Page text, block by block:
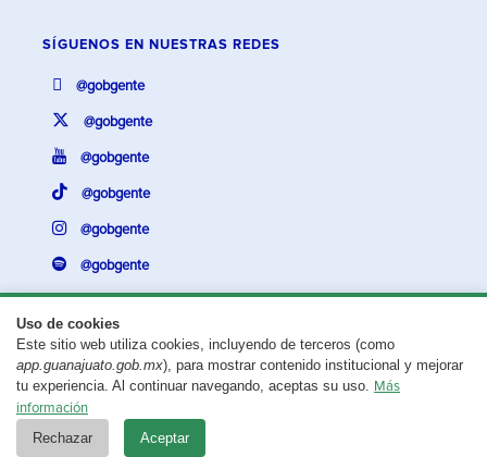
Uso de cookies
Este sitio web utiliza cookies, incluyendo de terceros (como
app.guanajuato.gob.mx), para mostrar contenido institucional y mejorar
tu experiencia. Al continuar navegando, aceptas su uso. Más
información
Rechazar Aceptar
SÍGUENOS EN NUESTRAS REDES
@gobgente
@gobgente
@gobgente
@gobgente
@gobgente
@gobgente
¿Existe algún problema con esta página?Repórtalo aquí.
Aviso legal